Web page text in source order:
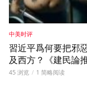
中美时评
習近平爲何要把邪
及西方？《建民論
45 浏览 1 简略阅读